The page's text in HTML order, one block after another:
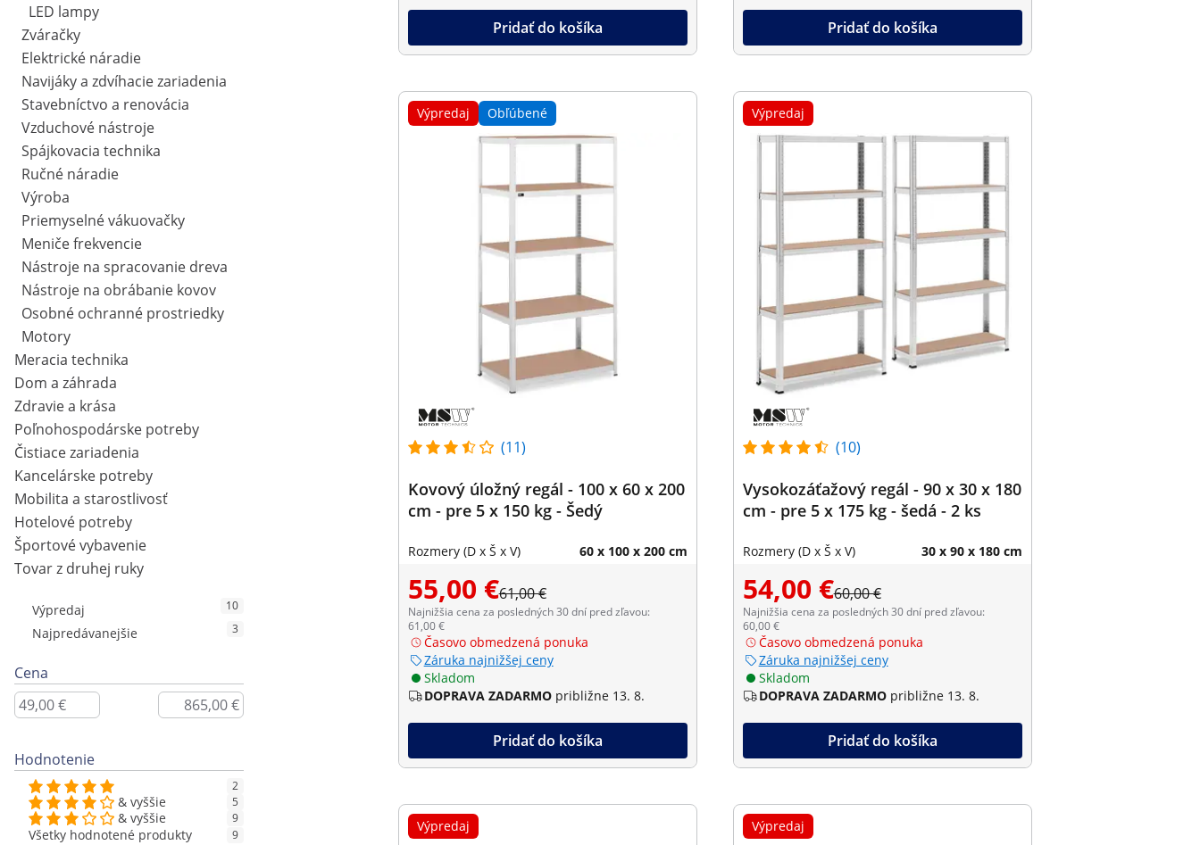
LED lampy
Zváračky
Elektrické náradie
Navijáky a zdvíhacie zariadenia
Stavebníctvo a renovácia
Vzduchové nástroje
Spájkovacia technika
Ručné náradie
Výroba
Priemyselné vákuovačky
Meniče frekvencie
Nástroje na spracovanie dreva
Nástroje na obrábanie kovov
Osobné ochranné prostriedky
Motory
Meracia technika
Dom a záhrada
Zdravie a krása
Poľnohospodárske potreby
Čistiace zariadenia
Kancelárske potreby
Mobilita a starostlivosť
Hotelové potreby
Športové vybavenie
Tovar z druhej ruky
Výpredaj 10
Najpredávanejšie 3
Cena
Hodnotenie
2
& vyššie 5
& vyššie 9
Všetky hodnotené produkty 9
Pridať do košíka Pridať do košíka
Výpredaj Obľúbené
(11)
Kovový úložný regál - 100 x 60 x 200
cm - pre 5 x 150 kg - Šedý
Rozmery (D x Š x V) 60 x 100 x 200 cm
55,00 €61,00 €
Najnižšia cena za posledných 30 dní pred zľavou:
61,00 €
Časovo obmedzená ponuka
Záruka najnižšej ceny
Skladom
DOPRAVA ZADARMO približne 13. 8.
Pridať do košíka
Výpredaj
(10)
Vysokozáťažový regál - 90 x 30 x 180
cm - pre 5 x 175 kg - šedá - 2 ks
Rozmery (D x Š x V) 30 x 90 x 180 cm
54,00 €60,00 €
Najnižšia cena za posledných 30 dní pred zľavou:
60,00 €
Časovo obmedzená ponuka
Záruka najnižšej ceny
Skladom
DOPRAVA ZADARMO približne 13. 8.
Pridať do košíka
Výpredaj Výpredaj